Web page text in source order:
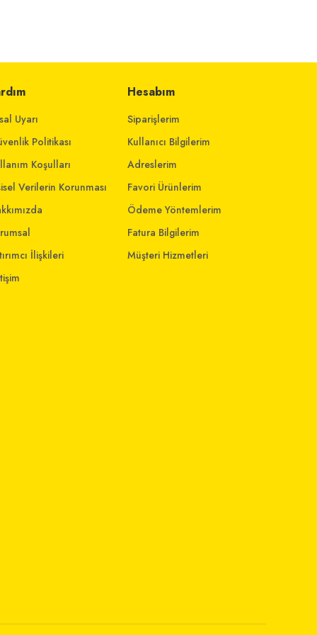
Uyarı
Politikası
Koşulları
Verilerin Korunması
İlişkileri
Hesabım
Siparişlerim
Kullanıcı Bilgilerim
Adreslerim
Favori Ürünlerim
Ödeme Yöntemlerim
Fatura Bilgilerim
Müşteri Hizmetleri